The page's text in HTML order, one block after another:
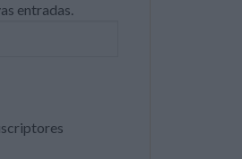
entradas.